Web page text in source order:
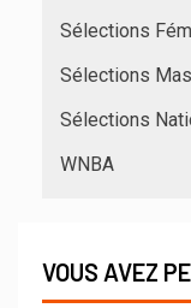
Sélections
Sélections
Sélections
WNBA
VOUS AVEZ